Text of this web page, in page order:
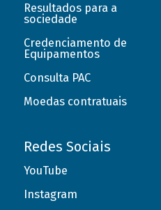
Resultados para a
sociedade
Credenciamento de
Equipamentos
Consulta PAC
Moedas contratuais
Redes Sociais
YouTube
Instagram